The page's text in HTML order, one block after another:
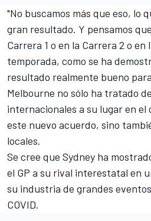
"No buscamos más que eso, lo
gran resultado. Y pensamos
Carrera 1 o en la Carrera 2 o en
temporada, como se ha
resultado realmente bueno
Melbourne no sólo ha tratado
internacionales a su lugar en el
este nuevo acuerdo, sino
locales.
Se cree que Sydney ha
el GP a su rival interestatal en
su industria de grandes
COVID.